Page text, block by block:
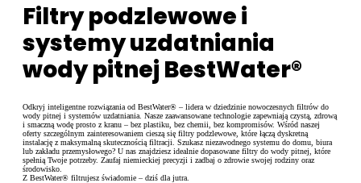
Filtry podzlewowe i
systemy uzdatniania
wody pitnej BestWater®
Odkryj inteligentne rozwiązania od BestWater® – lidera w dziedzinie nowoczesnych filtrów do
wody pitnej i systemów uzdatniania. Nasze zaawansowane technologie zapewniają czystą, zdrową
i smaczną wodę prosto z kranu – bez plastiku, bez chemii, bez kompromisów. Wśród naszej
oferty szczególnym zainteresowaniem cieszą się filtry podzlewowe, które łączą dyskretną
instalację z maksymalną skutecznością filtracji. Szukasz niezawodnego systemu do domu, biura
lub zakładu przemysłowego? U nas znajdziesz idealnie dopasowane filtry do wody pitnej, które
spełnią Twoje potrzeby. Zaufaj niemieckiej precyzji i zadbaj o zdrowie swojej rodziny oraz
środowisko.
Z BestWater® filtrujesz świadomie – dziś dla jutra.